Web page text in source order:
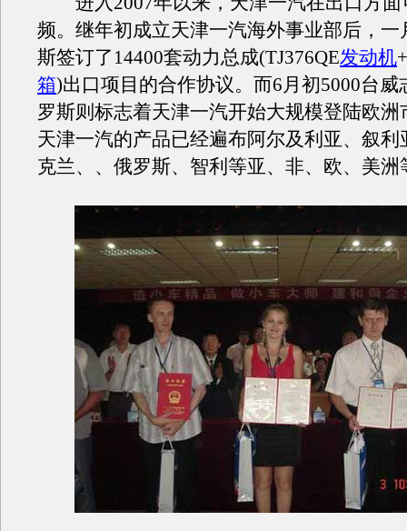
频。继年初成立天津一汽海外事业部后，一
斯签订了14400套动力总成(TJ376QE发动机
箱)出口项目的合作协议。而6月初5000台威
罗斯则标志着天津一汽开始大规模登陆欧洲
天津一汽的产品已经遍布阿尔及利亚、叙利
克兰、、俄罗斯、智利等亚、非、欧、美洲